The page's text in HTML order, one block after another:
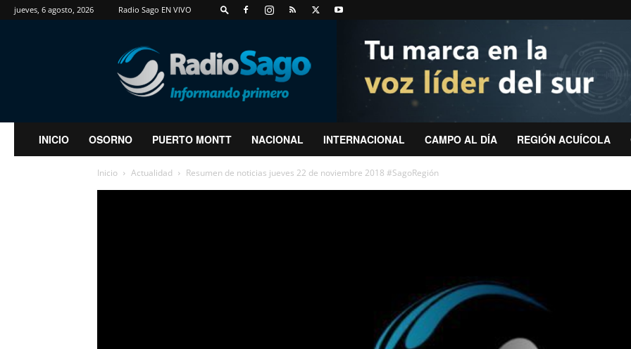
jueves, 6 agosto, 2026 Radio Sago EN VIVO
RadioSago
INICIO OSORNO PUERTO MONTT NACIONAL INTERNACIONAL CAMPO AL DÍA REGIÓN ACUÍCOLA
Inicio Actualidad Resumen de noticias jueves 22 de noviembre 2018 #SagoRegión